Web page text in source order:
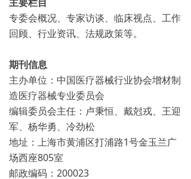
专委会概况、专家访谈、临床视点、工作
回顾、行业资讯、法规政策等。
期刊信息
主办单位：中国医疗器械行业协会增材制
造医疗器械专业委员会
编辑委员会主任：卢秉恒、戴尅戎、王迎
军、杨华勇、冷劲松
地址：上海市黄浦区打浦路1号金玉兰广
场西座805室
邮政编码：200023